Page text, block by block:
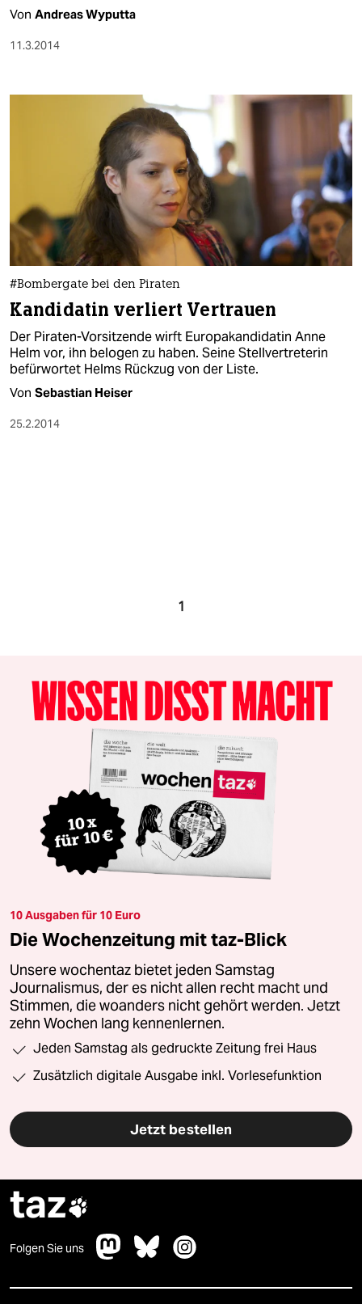
Von Andreas Wyputta
11.3.2014
#Bombergate bei den Piraten
Kandidatin verliert Vertrauen
Der Piraten-Vorsitzende wirft Europakandidatin Anne
Helm vor, ihn belogen zu haben. Seine Stellvertreterin
befürwortet Helms Rückzug von der Liste.
Von Sebastian Heiser
25.2.2014
1
10 Ausgaben für 10 Euro
Die Wochenzeitung mit taz-Blick
Unsere wochentaz bietet jeden Samstag
Journalismus, der es nicht allen recht macht und
Stimmen, die woanders nicht gehört werden. Jetzt
zehn Wochen lang kennenlernen.
Jeden Samstag als gedruckte Zeitung frei Haus
Zusätzlich digitale Ausgabe inkl. Vorlesefunktion
Jetzt bestellen
taz
Folgen Sie uns